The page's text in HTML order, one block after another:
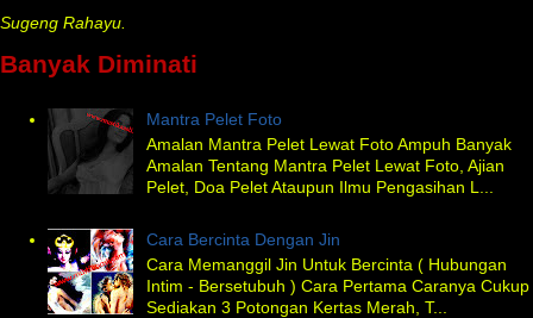
Sugeng Rahayu.
Banyak Diminati
Mantra Pelet Foto
Amalan Mantra Pelet Lewat Foto Ampuh Banyak
Amalan Tentang Mantra Pelet Lewat Foto, Ajian
Pelet, Doa Pelet Ataupun Ilmu Pengasihan L...
Cara Bercinta Dengan Jin
Cara Memanggil Jin Untuk Bercinta ( Hubungan
Intim - Bersetubuh ) Cara Pertama Caranya Cukup
Sediakan 3 Potongan Kertas Merah, T...